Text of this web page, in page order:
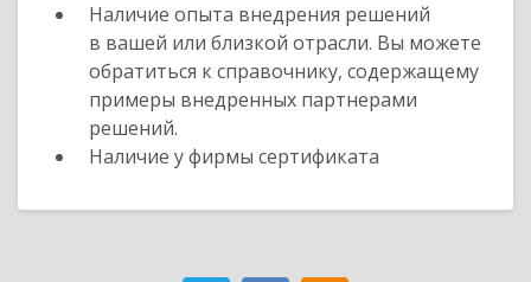
Наличие опыта внедрения решений
в вашей или близкой отрасли. Вы можете
обратиться к справочнику, содержащему
примеры внедренных партнерами
решений.
Наличие у фирмы сертификата